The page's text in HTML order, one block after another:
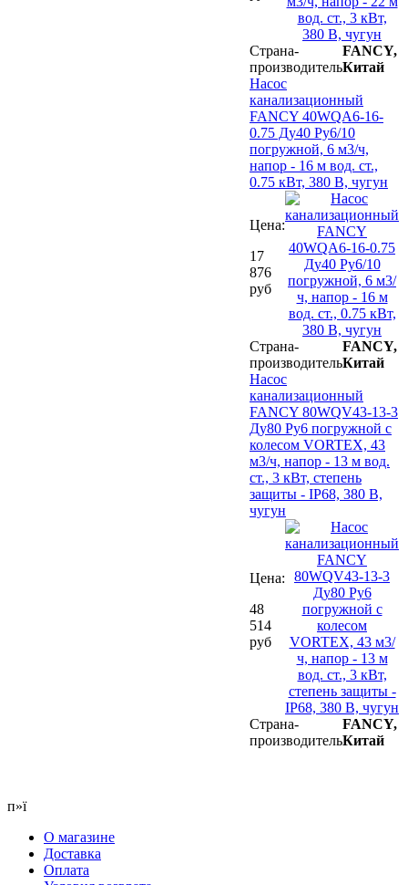
Страна-
производитель
FANCY,
Китай
Насос
канализационный
FANCY 40WQA6-16-
0.75 Ду40 Ру6/10
погружной, 6 м3/ч,
напор - 16 м вод. ст.,
0.75 кВт, 380 В, чугун
Цена:
17
876
руб
Страна-
производитель
FANCY,
Китай
Насос
канализационный
FANCY 80WQV43-13-3
Ду80 Ру6 погружной с
колесом VORTEX, 43
м3/ч, напор - 13 м вод.
ст., 3 кВт, степень
защиты - IP68, 380 В,
чугун
Цена:
48
514
руб
Страна-
производитель
FANCY,
Китай
п»ї
О магазине
Доставка
Оплата